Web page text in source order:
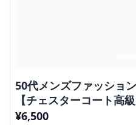
50代メンズファッショ
【チェスターコート高
¥6,500